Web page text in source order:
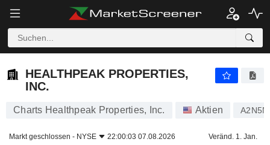
+1,47 %
HEALTHPEAK PROPERTIES,
INC.
Charts Healthpeak Properties, Inc. Aktien
Markt geschlossen - NYSE 22:00:03 07.08.2026 Veränd. 1. Jan.